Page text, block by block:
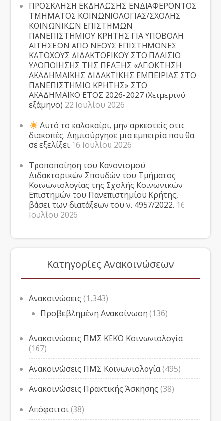
ΠΡΟΣΚΛΗΣΗ ΕΚΔΗΛΩΣΗΣ ΕΝΔΙΑΦΕΡΟΝΤΟΣ
ΤΜΗΜΑΤΟΣ ΚΟΙΝΩΝΙΟΛΟΓΙΑΣ/ΣΧΟΛΗΣ
ΚΟΙΝΩΝΙΚΩΝ ΕΠΙΣΤΗΜΩΝ
ΠΑΝΕΠΙΣΤΗΜΙΟΥ ΚΡΗΤΗΣ ΓΙΑ ΥΠΟΒΟΛΗ
ΑΙΤΗΣΕΩΝ ΑΠΟ ΝΕΟΥΣ ΕΠΙΣΤΗΜΟΝΕΣ
ΚΑΤΟΧΟΥΣ ΔΙΔΑΚΤΟΡΙΚΟΥ ΣΤΟ ΠΛΑΙΣΙΟ
ΥΛΟΠΟΙΗΣΗΣ ΤΗΣ ΠΡΑΞΗΣ «ΑΠΟΚΤΗΣΗ
ΑΚΑΔΗΜΑΪΚΗΣ ΔΙΔΑΚΤΙΚΗΣ ΕΜΠΕΙΡΙΑΣ ΣΤΟ
ΠΑΝΕΠΙΣΤΗΜΙΟ ΚΡΗΤΗΣ» ΣΤΟ
ΑΚΑΔΗΜΑΪΚΟ ΕΤΟΣ 2026-2027 (Χειμερινό
εξάμηνο) 22 Ιουλίου 2026
Αυτό το καλοκαίρι, μην αρκεστείς στις
διακοπές. Δημιούργησε μια εμπειρία που θα
σε εξελίξει 16 Ιουλίου 2026
Τροποποίηση του Κανονισμού
Διδακτορικών Σπουδών του Τμήματος
Κοινωνιολογίας της Σχολής Κοινωνικών
Επιστημών του Πανεπιστημίου Κρήτης,
βάσει των διατάξεων του ν. 4957/2022. 16
Ιουλίου 2026
Κατηγορίες Ανακοινώσεων
Ανακοινώσεις (1,343)
Προβεβλημένη Ανακοίνωση (136)
Ανακοινώσεις ΠΜΣ ΚΕΚΟ Κοινωνιολογία
(167)
Ανακοινώσεις ΠΜΣ Κοινωνιολογία(495)
Ανακοινώσεις Πρακτικής Άσκησης (38)
Απόφοιτοι(38)